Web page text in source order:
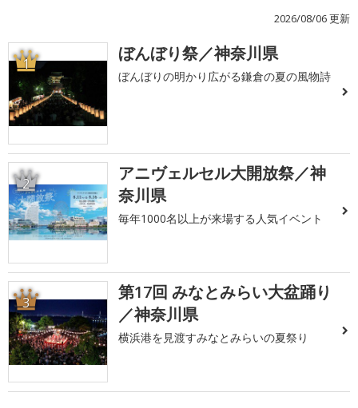
2026/08/06 更新
1 ぼんぼり祭／神奈川県
ぼんぼりの明かり広がる鎌倉の夏の風物詩
2
アニヴェルセル大開放祭／神
奈川県
毎年1000名以上が来場する人気イベント
3
第17回 みなとみらい大盆踊り
／神奈川県
横浜港を見渡すみなとみらいの夏祭り